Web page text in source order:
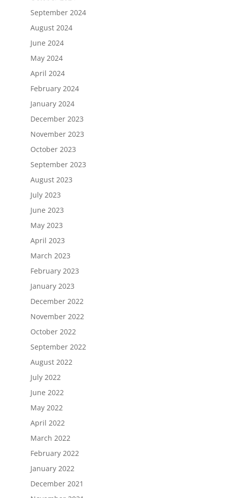
September 2024
August 2024
June 2024
May 2024
April 2024
February 2024
January 2024
December 2023
November 2023
October 2023
September 2023
August 2023
July 2023
June 2023
May 2023
April 2023
March 2023
February 2023
January 2023
December 2022
November 2022
October 2022
September 2022
August 2022
July 2022
June 2022
May 2022
April 2022
March 2022
February 2022
January 2022
December 2021